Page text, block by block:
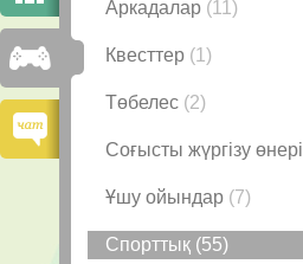
Аркадалар (11)
Квесттер (1)
Төбелес (2)
Соғысты жүргізу өнері
Ұшу ойындар (7)
Спорттық (55)